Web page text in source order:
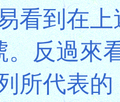
看到在
。反過來
所代表